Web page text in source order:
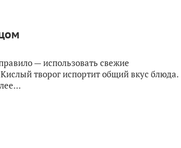
— использовать свежие
творог испортит общий вкус блюда.